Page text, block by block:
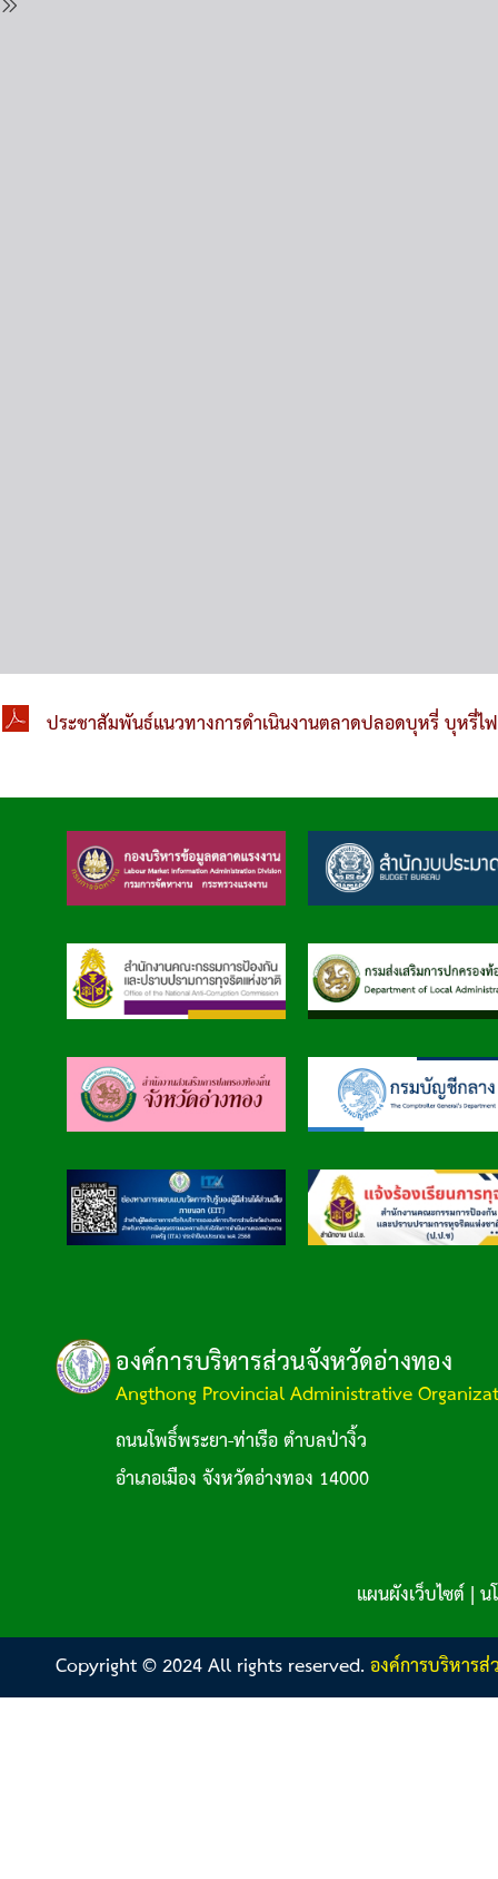
ประชาสัมพันธ์แนวทางการดำเนินงานตลาดปลอดบุหรี่ บุ
องค์การบริหารส่วนจังหวัดอ่างทอง
Angthong Provincial Administrative
ถนนโพธิ์พระยา-ท่าเรือ ตำบลป่างิ้ว
อำเภอเมือง จังหวัดอ่างทอง 14000
แผนผังเว็บไซต์|น
Copyright © 2024 All rights reserved.องค์การบริหาร